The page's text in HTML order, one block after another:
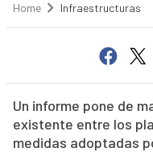
Home Infraestructuras
Un informe pone de
existente entre los
medidas adoptadas